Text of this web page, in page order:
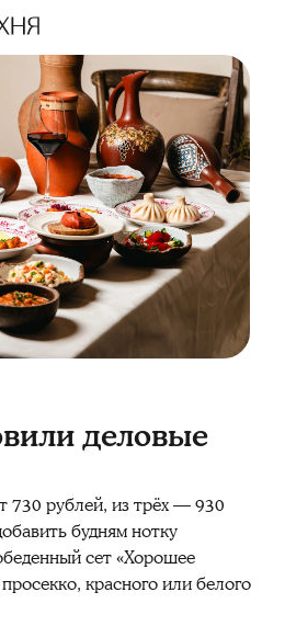
деловые
730 рублей, из трёх — 930
будням нотку
сет «Хорошее
красного или белого